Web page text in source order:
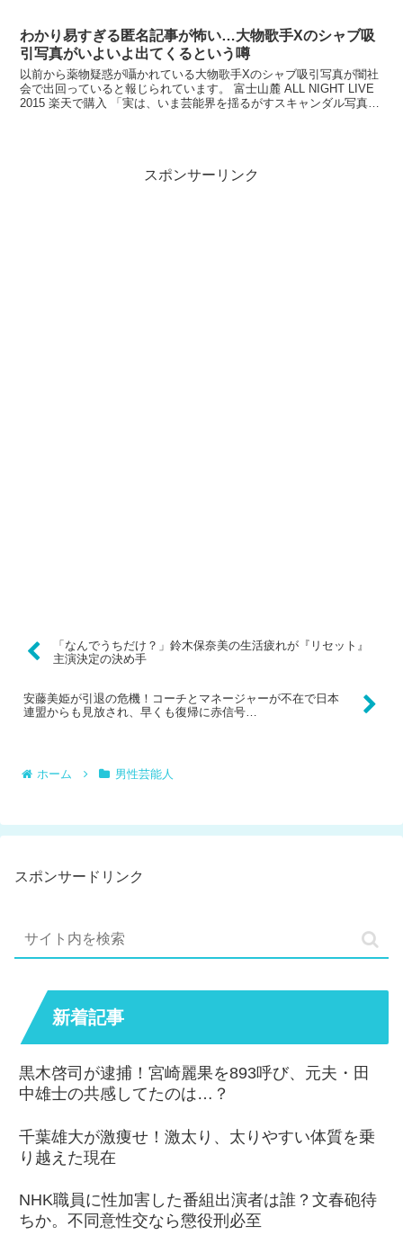
わかり易すぎる匿名記事が怖い…大物歌手Xのシャブ吸
引写真がいよいよ出てくるという噂
以前から薬物疑惑が囁かれている大物歌手Xのシャブ吸引写真が闇社
会で出回っていると報じられています。 富士山麓 ALL NIGHT LIVE
2015 楽天で購入 「実は、いま芸能界を揺るがすスキャンダル写真が
スポンサーリンク
「なんでうちだけ？」鈴木保奈美の生活疲れが『リセット』
主演決定の決め手
安藤美姫が引退の危機！コーチとマネージャーが不在で日本
連盟からも見放され、早くも復帰に赤信号…
ホーム 男性芸能人
スポンサードリンク
新着記事
黒木啓司が逮捕！宮崎麗果を893呼び、元夫・田
中雄士の共感してたのは…？
千葉雄大が激痩せ！激太り、太りやすい体質を乗
り越えた現在
NHK職員に性加害した番組出演者は誰？文春砲待
ちか。不同意性交なら懲役刑必至